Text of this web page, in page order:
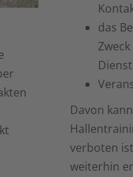
das
Davon
verboten
weiterhin